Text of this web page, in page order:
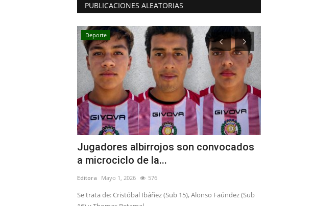
PUBLICACIONES ALEATORIAS
Deporte
Jugadores albirrojos son convocados
a microciclo de la...
Editora Mayo 1, 2026 576
Se trata de: Cristóbal Ibáñez (Sub 15), Alonso Faúndez (Sub